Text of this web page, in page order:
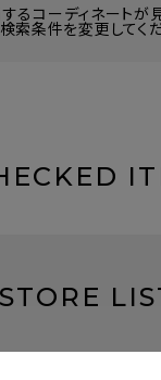
るコーディネートが
検索条件を変更してく
STORE